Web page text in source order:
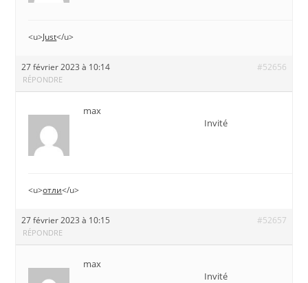
<u>Just</u>
27 février 2023 à 10:14 #52656
RÉPONDRE
max
Invité
<u>отли</u>
27 février 2023 à 10:15 #52657
RÉPONDRE
max
Invité